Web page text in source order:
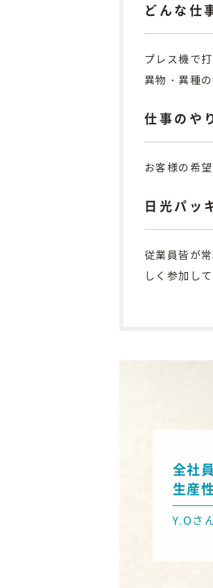
どんな仕
プレス機で
異物・異種
仕事のや
お客様の希
日光パッ
従業員皆が
しく参加し
全社
生産
Y.Oさ